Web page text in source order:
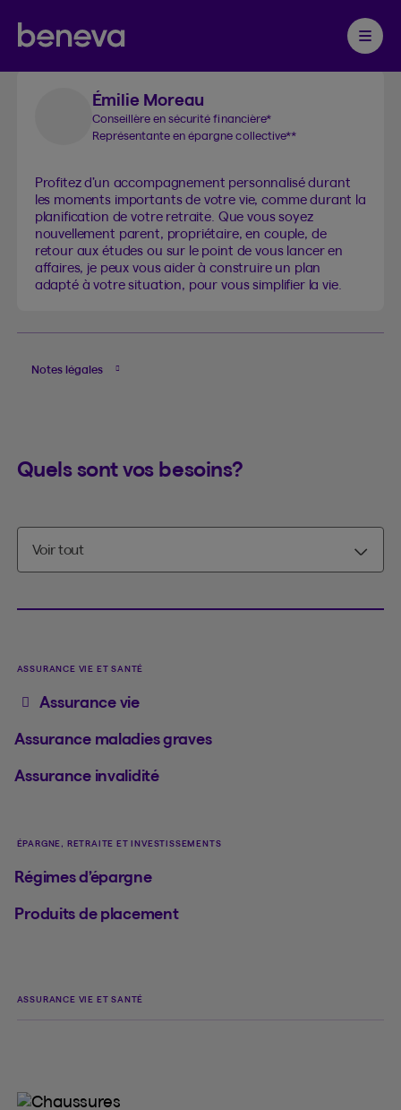
Partenaire Beneva
Ouvrir
Nos services offerts
Émilie Moreau
Conseillère en sécurité financière*
Représentante en épargne collective**
Profitez d’un accompagnement personnalisé durant
les moments importants de votre vie, comme durant la
planification de votre retraite. Que vous soyez
nouvellement parent, propriétaire, en couple, de
retour aux études ou sur le point de vous lancer en
affaires, je peux vous aider à construire un plan
adapté à votre situation, pour vous simplifier la vie.
Notes légales
Quels sont vos besoins?
ASSURANCE VIE ET SANTÉ
Assurance vie
Assurance maladies graves
Assurance invalidité
ÉPARGNE, RETRAITE ET INVESTISSEMENTS
Régimes d’épargne
Produits de placement
ASSURANCE VIE ET SANTÉ